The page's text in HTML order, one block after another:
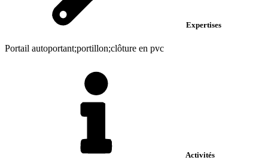
Expertises
Portail autoportant;portillon;clôture en pvc
Activités